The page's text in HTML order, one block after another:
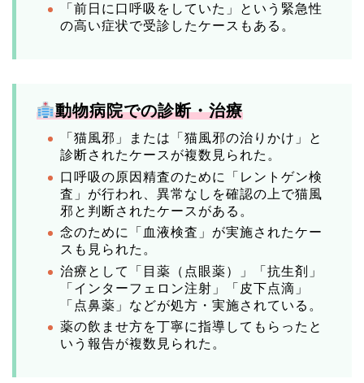
「前日に口呼吸をしていた」という緊急性
の高い症状で受診したケースもある。
動物病院での診断・治療
「猫風邪」または「猫風邪の治りかけ」と
診断されたケースが複数見られた。
口呼吸の原因精査のために「レントゲン検
査」が行われ、異常なしを確認の上で猫風
邪と判断されたケースがある。
念のために「血液検査」が実施されたケー
スも見られた。
治療として「目薬（点眼薬）」「抗生剤」
「インターフェロン注射」「皮下点滴」
「点鼻薬」などが処方・実施されている。
薬の飲ませ方を丁寧に指導してもらったと
いう報告が複数見られた。